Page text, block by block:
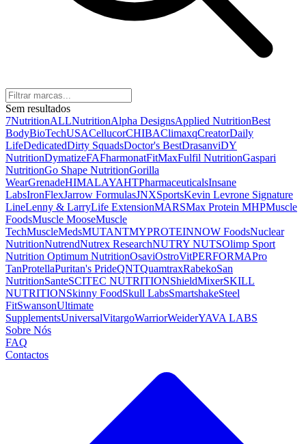
Sem resultados
7NutritionALLNutritionAlpha DesignsApplied NutritionBest
BodyBioTechUSACellucorCHIBAClimaxqCreatorDaily
LifeDedicatedDirty SquadsDoctor's BestDrasanviDY
NutritionDymatizeFAFharmonatFitMaxFulfil NutritionGaspari
NutritionGo Shape NutritionGorilla
WearGrenadeHIMALAYAHTPharmaceuticalsInsane
LabsIronFlexJarrow FormulasJNXSportsKevin Levrone Signature
LineLenny & LarryLife ExtensionMARSMax Protein MHPMuscle
FoodsMuscle MooseMuscle
TechMuscleMedsMUTANTMYPROTEINNOW FoodsNuclear
NutritionNutrendNutrex ResearchNUTRY NUTSOlimp Sport
Nutrition Optimum NutritionOsaviOstroVitPERFORMAPro
TanProtellaPuritan's PrideQNTQuamtraxRabekoSan
NutritionSanteSCITEC NUTRITIONShieldMixerSKILL
NUTRITIONSkinny FoodSkull LabsSmartshakeSteel
FitSwansonUltimate
SupplementsUniversalVitargoWarriorWeiderYAVA LABS
Sobre Nós
FAQ
Contactos